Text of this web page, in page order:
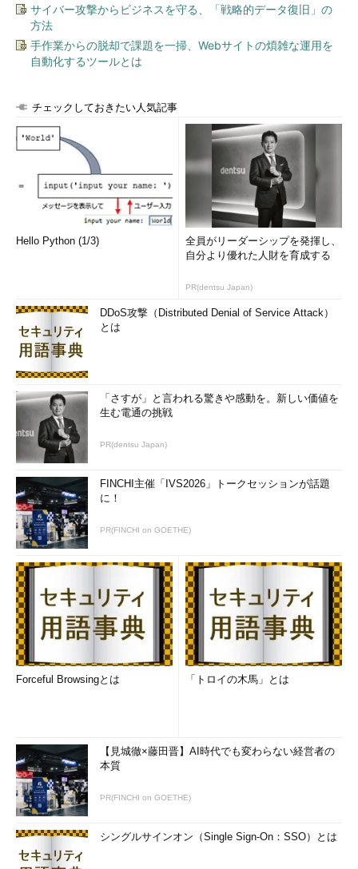
Invoke-CommandとGet-PSDriveでリモートPCのドライブ
Invoke-Commandを使うと、リモートPC上で実行される。
これにより、リモートPCのドライブ情報を取得できる。
Get-Volumeコマンドレットでボリュームの状態を調査する
Get-VolumeはWindows 8／Windows Server 2012以降で利用
できる新しいコマンドレットである（これらのOSで導入され
た、新しい「記憶域プール」などに対応している）。Get-
PSDriveと違って、実際のディスクボリュームしか扱えないが、
より詳しい情報を取得できる。Get-PSDriveと同様に、ドライブ
名を列挙すると、そのドライブの情報のみを取得する。
Get-Volumeでボリューム情報を取得する
これはWindows 8以降とPowerShell（PowerShell 4.0以
降）の組み合わせで利用できるコマンドレット。ボリューム
情報を取得する。
ドライブ名やサイズ以外に幾つか余計な情報が表示されている
Get-VolumeでリモートのPCを調査するには？
リモートのPCに対してGet-Volumeを実行するには、「
CimSession」オプションでサーバ名を追加して実行する（複数
列挙可能）。なおローカルもリモートも、共にWindows 8／
Windows Server 2012以降が必要になる。
サイバー攻撃からビジネスを守る、「戦略的データ復旧」の
方法
手作業からの脱却で課題を一掃、Webサイトの煩雑な運用を
自動化するツールとは
チェックしておきたい人気記事
Hello Python (1/3)
全員がリーダーシップを発揮し、
自分より優れた人財を育成する
PR(dentsu Japan)
DDoS攻撃（Distributed Denial of Service Attack）
とは
「さすが」と言われる驚きや感動を。新しい価値を
生む電通の挑戦
PR(dentsu Japan)
FINCHI主催「IVS2026」トークセッションが話題
に！
PR(FINCHI on GOETHE)
Forceful Browsingとは 「トロイの木馬」とは
【見城徹×藤田晋】AI時代でも変わらない経営者の
本質
PR(FINCHI on GOETHE)
シングルサインオン（Single Sign-On：SSO）とは